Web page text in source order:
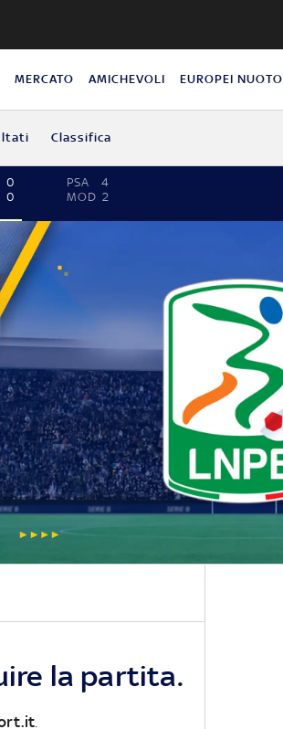
MERCATO AMICHEVOLI EUROPEI NUOTO
Classifica
0
0
PSA
4
MOD 2
0 - 0
la partita.